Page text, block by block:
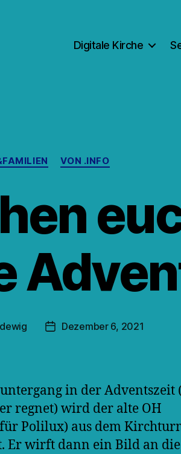
Digitale Kirche
Kategorien
VON .INFO
Veröffentlichungsdatum
Dezember 6, 2021
in der Adventszeit
regnet) wird der alte OH
Polilux) aus dem
Er wirft dann ein Bild an die